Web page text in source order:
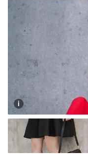
Všechny kategorie
Testy a kvízy
BYDLENÍ
Všechny kategorie
Rady a tipy